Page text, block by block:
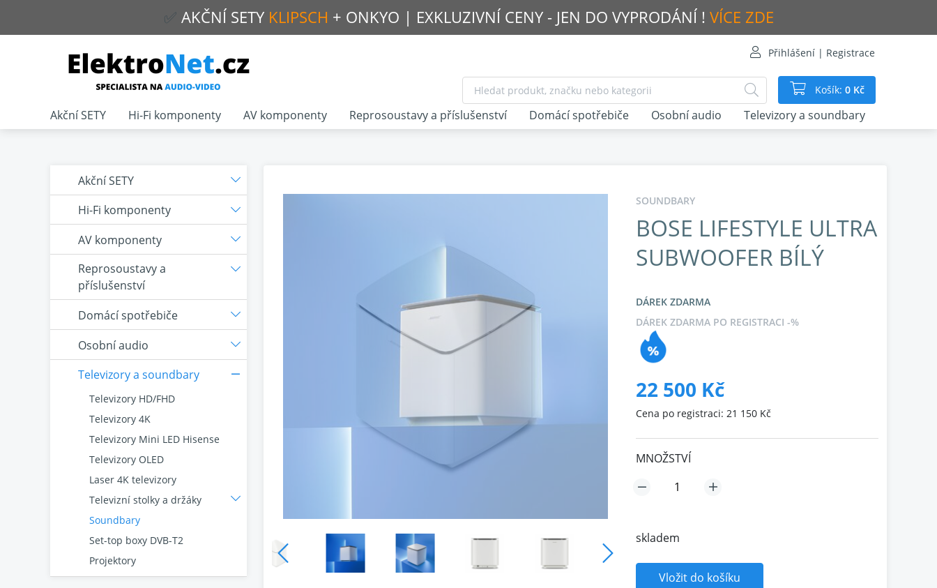
✅ AKČNÍ SETY KLIPSCH + ONKYO | EXKLUZIVNÍ CENY - JEN DO VYPRODÁNÍ ! VÍCE ZDE
Přihlášení | Registrace
Košík: 0 Kč
SOUNDBARY
BOSE LIFESTYLE ULTRA
SUBWOOFER BÍLÝ
DÁREK ZDARMA
DÁREK ZDARMA PO REGISTRACI -%
22 500 Kč
Cena po registraci: 21 150 Kč
MNOŽSTVÍ
skladem
Vložit do košíku
Akční SETY
Hi-Fi komponenty
AV komponenty
Reprosoustavy a
příslušenství
Domácí spotřebiče
Osobní audio
Televizory a soundbary
Televizory HD/FHD
Televizory 4K
Televizory Mini LED Hisense
Televizory OLED
Laser 4K televizory
Televizní stolky a držáky
Soundbary
Set-top boxy DVB-T2
Projektory
Akční SETY Hi-Fi komponenty AV komponenty Reprosoustavy a příslušenství Domácí spotřebiče Osobní audio Televizory a soundbary